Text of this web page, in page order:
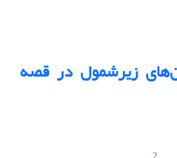
زیرشمول در قصه